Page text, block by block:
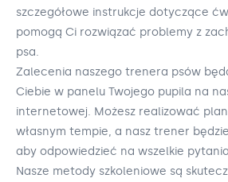
szczegółowe instrukcje dotyczące
pomogą Ci rozwiązać problemy z
psa.
Zalecenia naszego trenera psów
Ciebie w panelu Twojego pupila na
internetowej. Możesz realizować
własnym tempie, a nasz trener
aby odpowiedzieć na wszelkie
Nasze metody szkoleniowe są